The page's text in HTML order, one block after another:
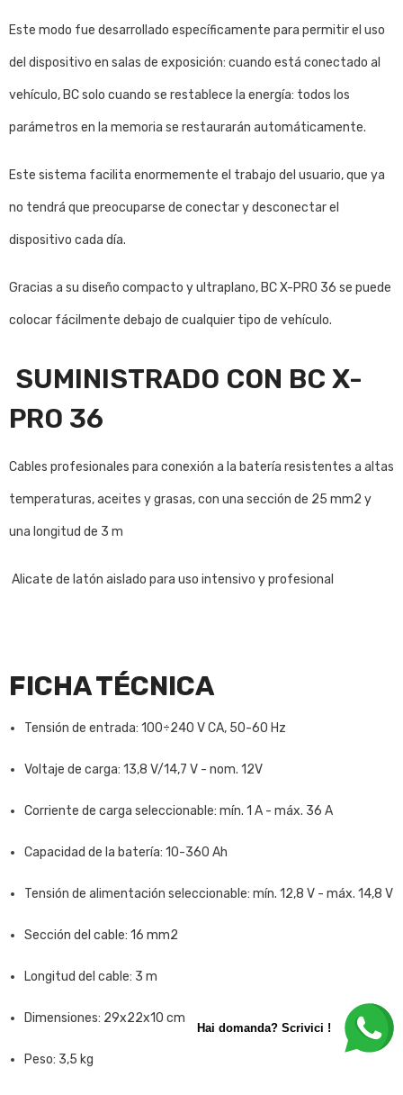
Este modo fue desarrollado específicamente para permitir el uso
del dispositivo en salas de exposición: cuando está conectado al
vehículo, BC solo cuando se restablece la energía: todos los
parámetros en la memoria se restaurarán automáticamente.
Este sistema facilita enormemente el trabajo del usuario, que ya
no tendrá que preocuparse de conectar y desconectar el
dispositivo cada día.
Gracias a su diseño compacto y ultraplano, BC X-PRO 36 se puede
colocar fácilmente debajo de cualquier tipo de vehículo.
SUMINISTRADO CON BC X-
PRO 36
Cables profesionales para conexión a la batería resistentes a altas
temperaturas, aceites y grasas, con una sección de 25 mm2 y
una longitud de 3 m
Alicate de latón aislado para uso intensivo y profesional
FICHA TÉCNICA
Tensión de entrada: 100÷240 V CA, 50-60 Hz
Voltaje de carga: 13,8 V/14,7 V - nom. 12V
Corriente de carga seleccionable: mín. 1 A - máx. 36 A
Capacidad de la batería: 10-360 Ah
Tensión de alimentación seleccionable: mín. 12,8 V - máx. 14,8 V
Sección del cable: 16 mm2
Longitud del cable: 3 m
Dimensiones: 29x22x10 cm
Peso: 3,5 kg
Hai domanda? Scrivici !